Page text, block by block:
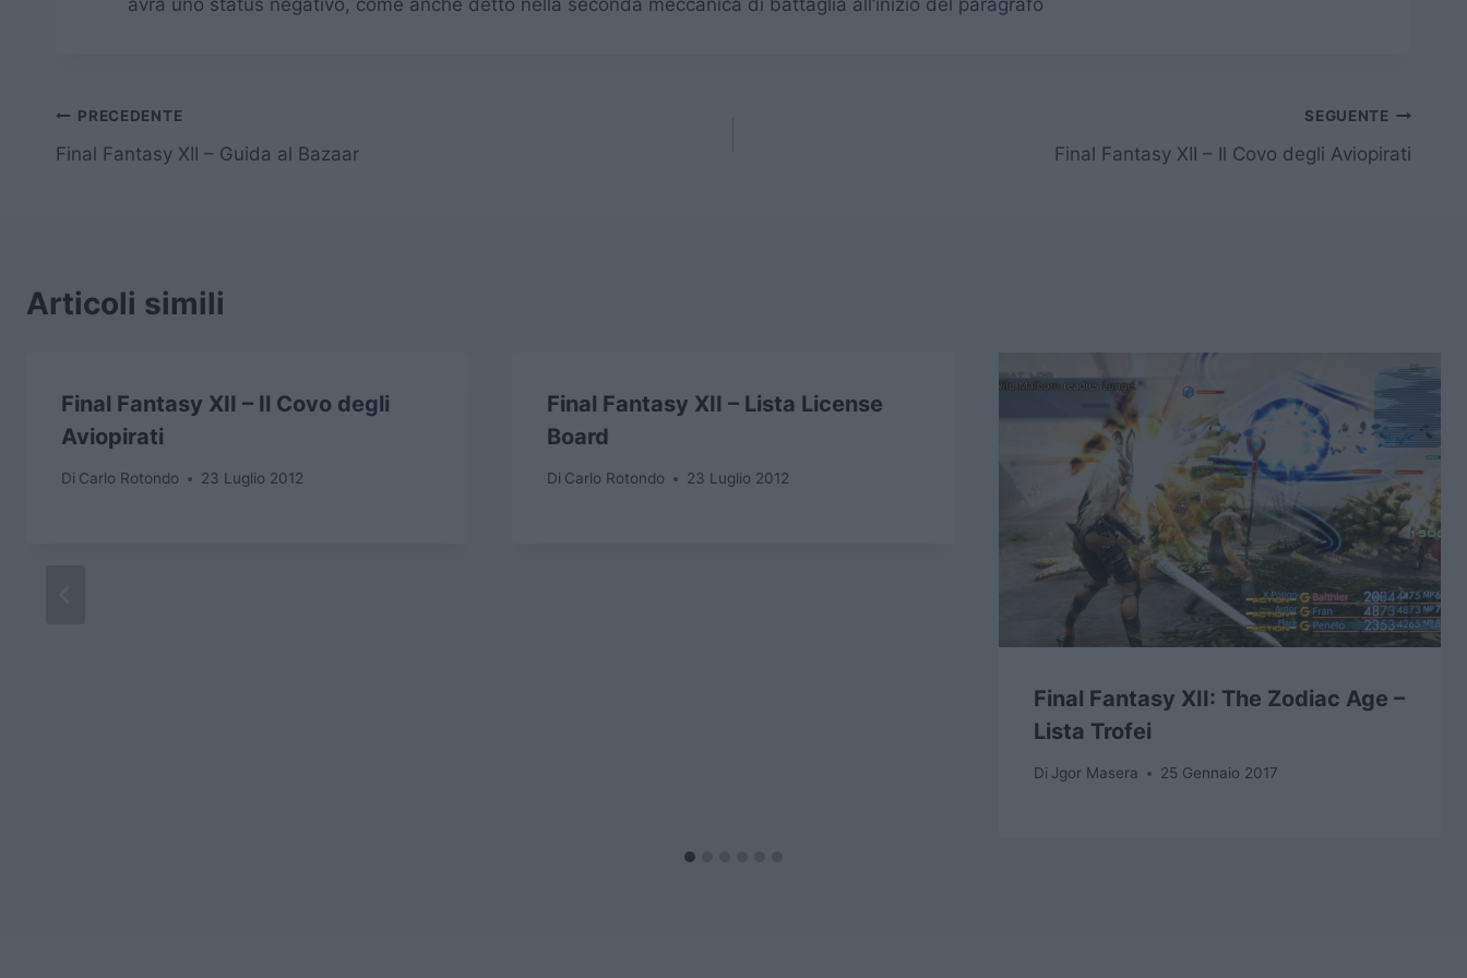
Navigazione
articoli
PRECEDENTE
Final Fantasy XII – Guida al Bazaar
SEGUENTE
Final Fantasy XII – Il Covo degli Aviopirati
Articoli simili
Final Fantasy XII – Il Covo degli
Aviopirati
Di Carlo Rotondo 23 Luglio 2012
Final Fantasy XII – Lista License
Board
Di Carlo Rotondo 23 Luglio 2012
Final Fantasy XII: The Zodiac Age –
Lista Trofei
Di Jgor Masera 25 Gennaio 2017